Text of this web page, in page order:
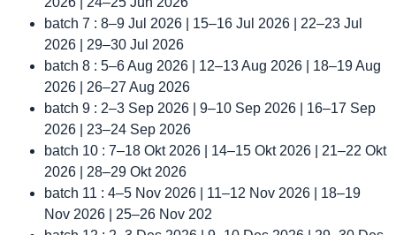
batch 7 : 8–9 Jul 2026 | 15–16 Jul 2026 | 22–23 Jul
2026 | 29–30 Jul 2026
batch 8 : 5–6 Aug 2026 | 12–13 Aug 2026 | 18–19 Aug
2026 | 26–27 Aug 2026
batch 9 : 2–3 Sep 2026 | 9–10 Sep 2026 | 16–17 Sep
2026 | 23–24 Sep 2026
batch 10 : 7–18 Okt 2026 | 14–15 Okt 2026 | 21–22 Okt
2026 | 28–29 Okt 2026
batch 11 : 4–5 Nov 2026 | 11–12 Nov 2026 | 18–19
Nov 2026 | 25–26 Nov 202